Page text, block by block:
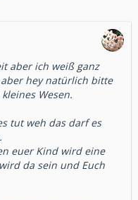
aber ich weiß ganz
hey natürlich bitte
Wesen.
tut weh das darf es
euer Kind wird eine
da sein und Euch